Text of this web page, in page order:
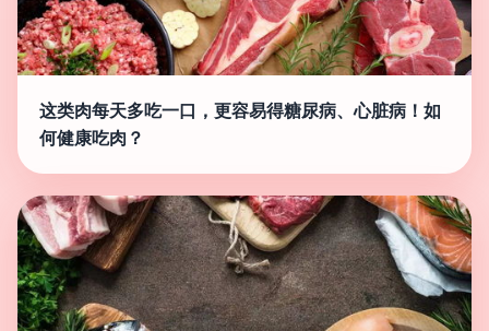
这类肉每天多吃一口，更容易得糖尿病、心脏病！如
何健康吃肉？